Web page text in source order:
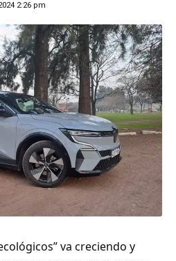
2:26 pm
va creciendo y